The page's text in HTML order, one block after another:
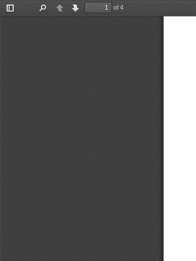
Toggle
PreviousNext
of 4